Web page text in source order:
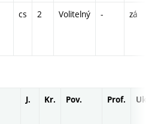
cs 2 Volitelný - zá
J. Kr. Pov. Prof. Uk.